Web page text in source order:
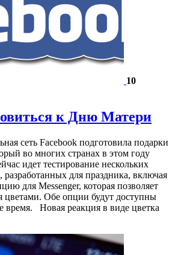
10
к Дню Матери
сеть Facebook подготовила подарки
во многих странах в этом году
идет тестирование нескольких
для праздника, включая
для Messenger, которая позволяет
цветами. Обе опции будут доступны
время. Новая реакция в виде цветка